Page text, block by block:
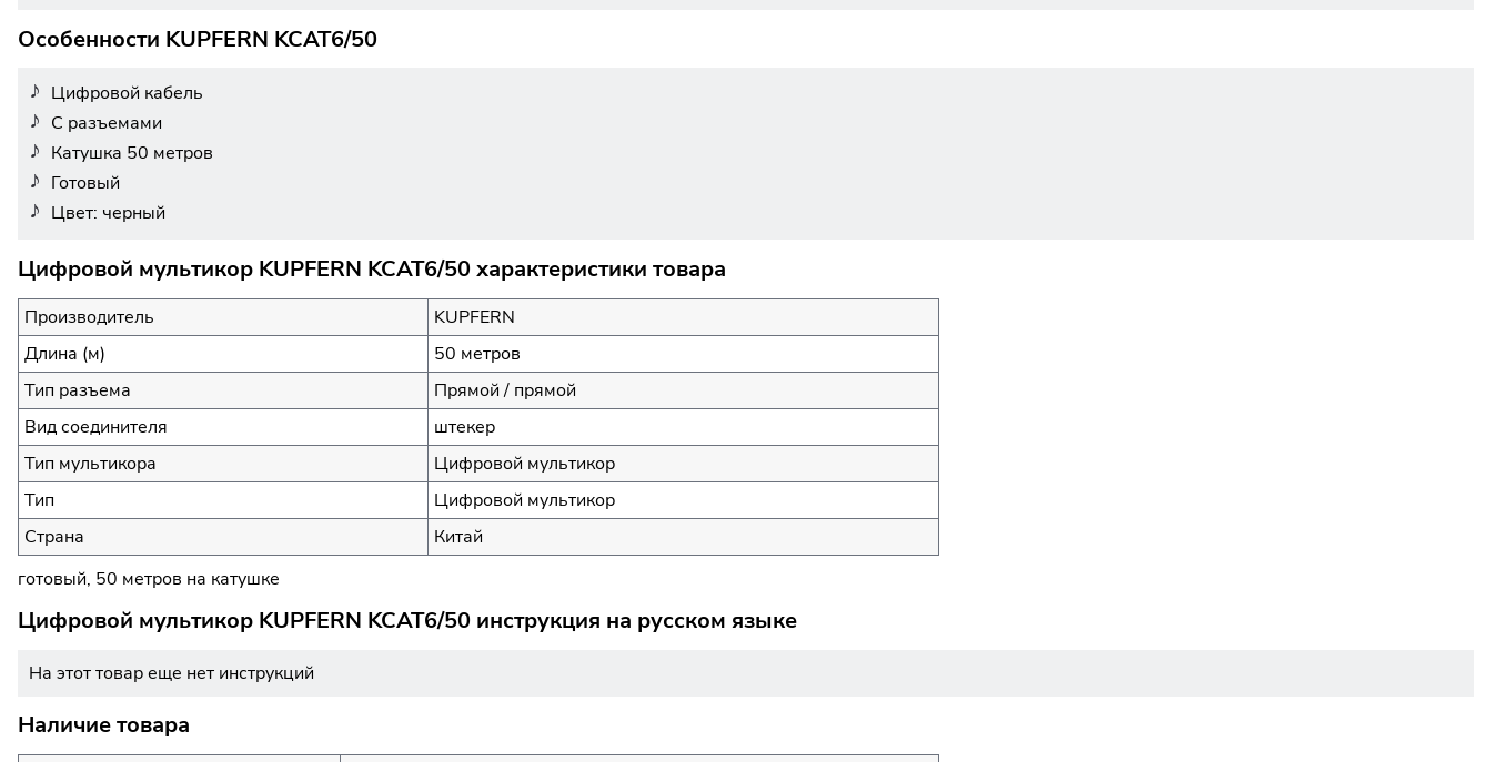
Особенности KUPFERN KCAT6/50
Цифровой кабель
С разъемами
Катушка 50 метров
Готовый
Цвет: черный
Цифровой мультикор KUPFERN KCAT6/50 характеристики товара
Производитель
KUPFERN
Длина (м)
50 метров
Тип разъема
Прямой / прямой
Вид соединителя
штекер
Тип мультикора
Цифровой мультикор
Тип
Цифровой мультикор
Страна
Китай
готовый, 50 метров на катушке
Цифровой мультикор KUPFERN KCAT6/50 инструкция на русском языке
На этот товар еще нет инструкций
Наличие товара